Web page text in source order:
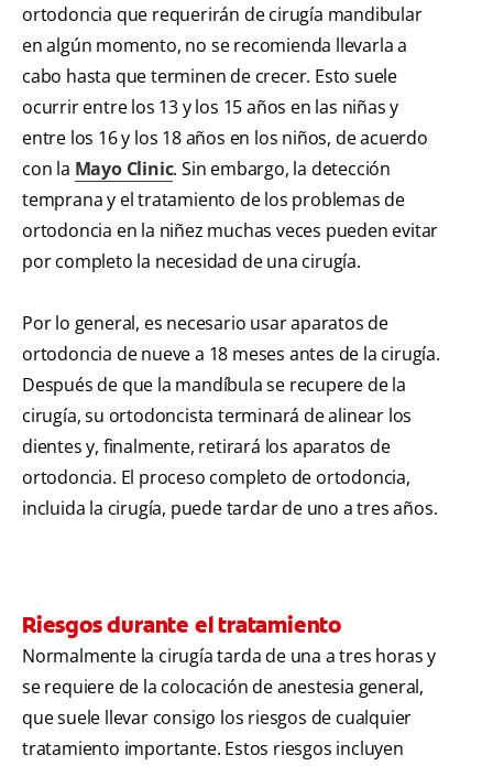
ortodoncia que requerirán de cirugía mandibular
en algún momento, no se recomienda llevarla a
cabo hasta que terminen de crecer. Esto suele
ocurrir entre los 13 y los 15 años en las niñas y
entre los 16 y los 18 años en los niños, de acuerdo
con la Mayo Clinic. Sin embargo, la detección
temprana y el tratamiento de los problemas de
ortodoncia en la niñez muchas veces pueden evitar
por completo la necesidad de una cirugía.
Por lo general, es necesario usar aparatos de
ortodoncia de nueve a 18 meses antes de la cirugía.
Después de que la mandíbula se recupere de la
cirugía, su ortodoncista terminará de alinear los
dientes y, finalmente, retirará los aparatos de
ortodoncia. El proceso completo de ortodoncia,
incluida la cirugía, puede tardar de uno a tres años.
Riesgos durante el tratamiento
Normalmente la cirugía tarda de una a tres horas y
se requiere de la colocación de anestesia general,
que suele llevar consigo los riesgos de cualquier
tratamiento importante. Estos riesgos incluyen